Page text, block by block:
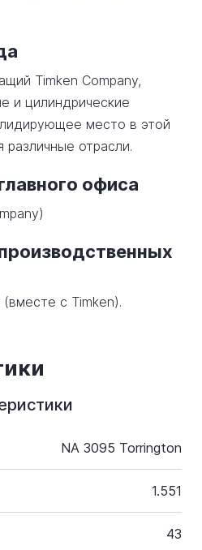
Timken Company,
и цилиндрические
место в этой
отрасли.
офиса
с Timken).
NA 3095 Torrington
1.551
43